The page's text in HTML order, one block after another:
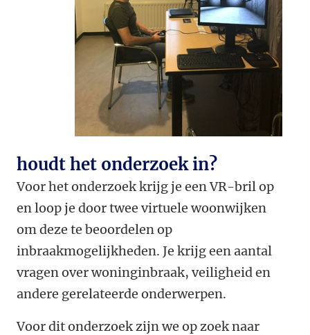
houdt het onderzoek in?
Voor het onderzoek krijg je een VR-bril op
en loop je door twee virtuele woonwijken
om deze te beoordelen op
inbraakmogelijkheden. Je krijg een aantal
vragen over woninginbraak, veiligheid en
andere gerelateerde onderwerpen.
Voor dit onderzoek zijn we op zoek naar